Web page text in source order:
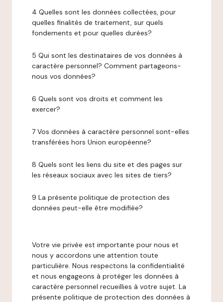
4 Quelles sont les données collectées, pour
quelles finalités de traitement, sur quels
fondements et pour quelles durées?
5 Qui sont les destinataires de vos données à
caractère personnel? Comment partageons-
nous vos données?
6 Quels sont vos droits et comment les
exercer?
7 Vos données à caractère personnel sont-elles
transférées hors Union européenne?
8 Quels sont les liens du site et des pages sur
les réseaux sociaux avec les sites de tiers?
9 La présente politique de protection des
données peut-elle être modifiée?
Votre vie privée est importante pour nous et
nous y accordons une attention toute
particulière. Nous respectons la confidentialité
et nous engageons à protéger les données à
caractère personnel recueillies à votre sujet. La
présente politique de protection des données à